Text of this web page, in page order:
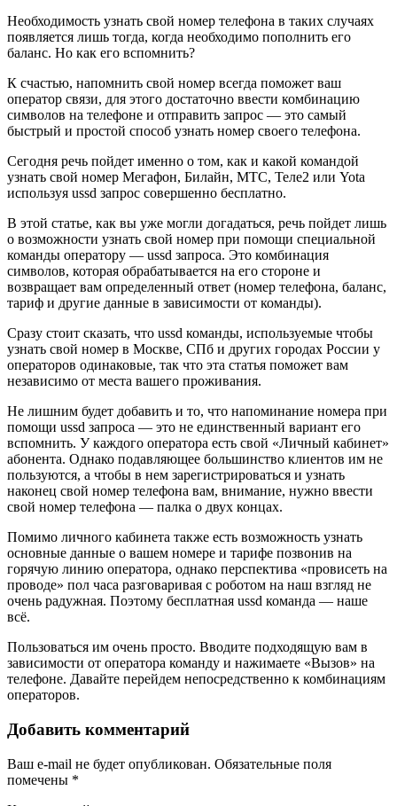
Необходимость узнать свой номер телефона в таких случаях
появляется лишь тогда, когда необходимо пополнить его
баланс. Но как его вспомнить?
К счастью, напомнить свой номер всегда поможет ваш
оператор связи, для этого достаточно ввести комбинацию
символов на телефоне и отправить запрос — это самый
быстрый и простой способ узнать номер своего телефона.
Сегодня речь пойдет именно о том, как и какой командой
узнать свой номер Мегафон, Билайн, МТС, Теле2 или Yota
используя ussd запрос совершенно бесплатно.
В этой статье, как вы уже могли догадаться, речь пойдет лишь
о возможности узнать свой номер при помощи специальной
команды оператору — ussd запроса. Это комбинация
символов, которая обрабатывается на его стороне и
возвращает вам определенный ответ (номер телефона, баланс,
тариф и другие данные в зависимости от команды).
Сразу стоит сказать, что ussd команды, используемые чтобы
узнать свой номер в Москве, СПб и других городах России у
операторов одинаковые, так что эта статья поможет вам
независимо от места вашего проживания.
Не лишним будет добавить и то, что напоминание номера при
помощи ussd запроса — это не единственный вариант его
вспомнить. У каждого оператора есть свой «Личный кабинет»
абонента. Однако подавляющее большинство клиентов им не
пользуются, а чтобы в нем зарегистрироваться и узнать
наконец свой номер телефона вам, внимание, нужно ввести
свой номер телефона — палка о двух концах.
Помимо личного кабинета также есть возможность узнать
основные данные о вашем номере и тарифе позвонив на
горячую линию оператора, однако перспектива «провисеть на
проводе» пол часа разговаривая с роботом на наш взгляд не
очень радужная. Поэтому бесплатная ussd команда — наше
всё.
Пользоваться им очень просто. Вводите подходящую вам в
зависимости от оператора команду и нажимаете «Вызов» на
телефоне. Давайте перейдем непосредственно к комбинациям
операторов.
Добавить комментарий
Ваш e-mail не будет опубликован. Обязательные поля
помечены *